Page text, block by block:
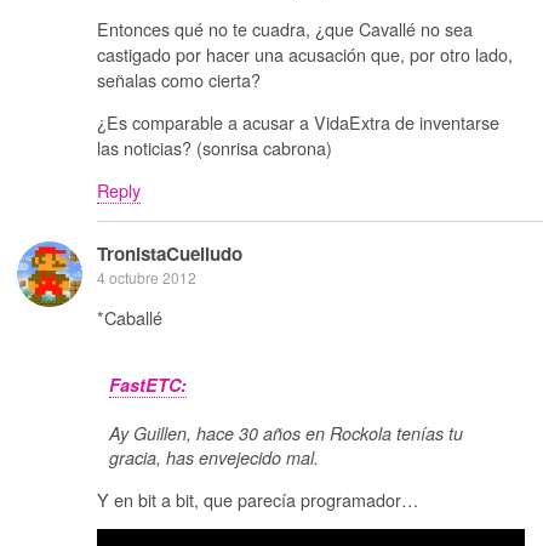
Entonces qué no te cuadra, ¿que Cavallé no sea
castigado por hacer una acusación que, por otro lado,
señalas como cierta?
¿Es comparable a acusar a VidaExtra de inventarse
las noticias? (sonrisa cabrona)
Reply
TronistaCuelludo
4 octubre 2012
*Caballé
FastETC:
Ay Guillen, hace 30 años en Rockola tenías tu
gracia, has envejecido mal.
Y en bit a bit, que parecía programador…